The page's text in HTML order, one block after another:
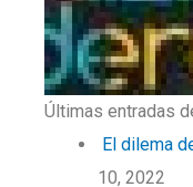
Últimas entradas
El dilema
10, 2022